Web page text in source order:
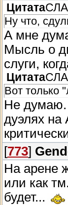
Цитата
Ну что,
А мне
Мысль о
слуги,
Цитата
Вот только
Не думаю.
дуэлях на
[773]
На арене
или как
будет...